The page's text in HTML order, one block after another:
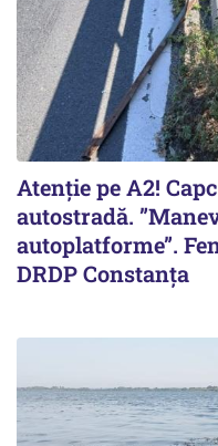
Atenție pe A2!
autostradă.
autoplatforme”.
DRDP Constanța